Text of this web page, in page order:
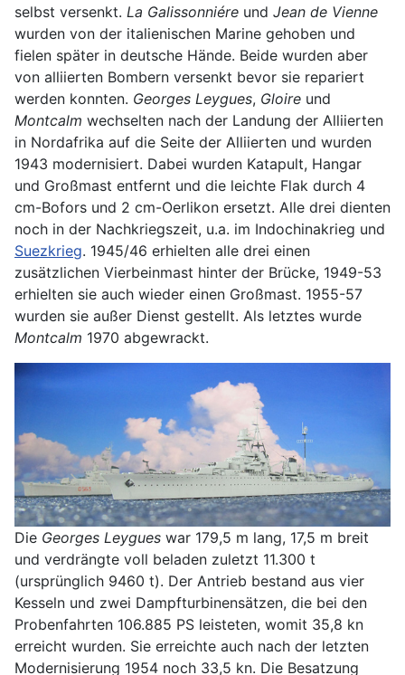
selbst versenkt. La Galissonniére und Jean de Vienne
wurden von der italienischen Marine gehoben und
fielen später in deutsche Hände. Beide wurden aber
von alliierten Bombern versenkt bevor sie repariert
werden konnten. Georges Leygues, Gloire und
Montcalm wechselten nach der Landung der Alliierten
in Nordafrika auf die Seite der Alliierten und wurden
1943 modernisiert. Dabei wurden Katapult, Hangar
und Großmast entfernt und die leichte Flak durch 4
cm-Bofors und 2 cm-Oerlikon ersetzt. Alle drei dienten
noch in der Nachkriegszeit, u.a. im Indochinakrieg und
Suezkrieg. 1945/46 erhielten alle drei einen
zusätzlichen Vierbeinmast hinter der Brücke, 1949-53
erhielten sie auch wieder einen Großmast. 1955-57
wurden sie außer Dienst gestellt. Als letztes wurde
Montcalm 1970 abgewrackt.
Die Georges Leygues war 179,5 m lang, 17,5 m breit
und verdrängte voll beladen zuletzt 11.300 t
(ursprünglich 9460 t). Der Antrieb bestand aus vier
Kesseln und zwei Dampfturbinensätzen, die bei den
Probenfahrten 106.885 PS leisteten, womit 35,8 kn
erreicht wurden. Sie erreichte auch nach der letzten
Modernisierung 1954 noch 33,5 kn. Die Besatzung